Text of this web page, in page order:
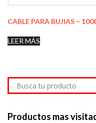
CABLE PARA BUJIAS –
LEER MÁS
Productos mas